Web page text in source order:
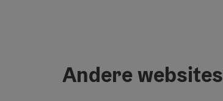
Andere websites